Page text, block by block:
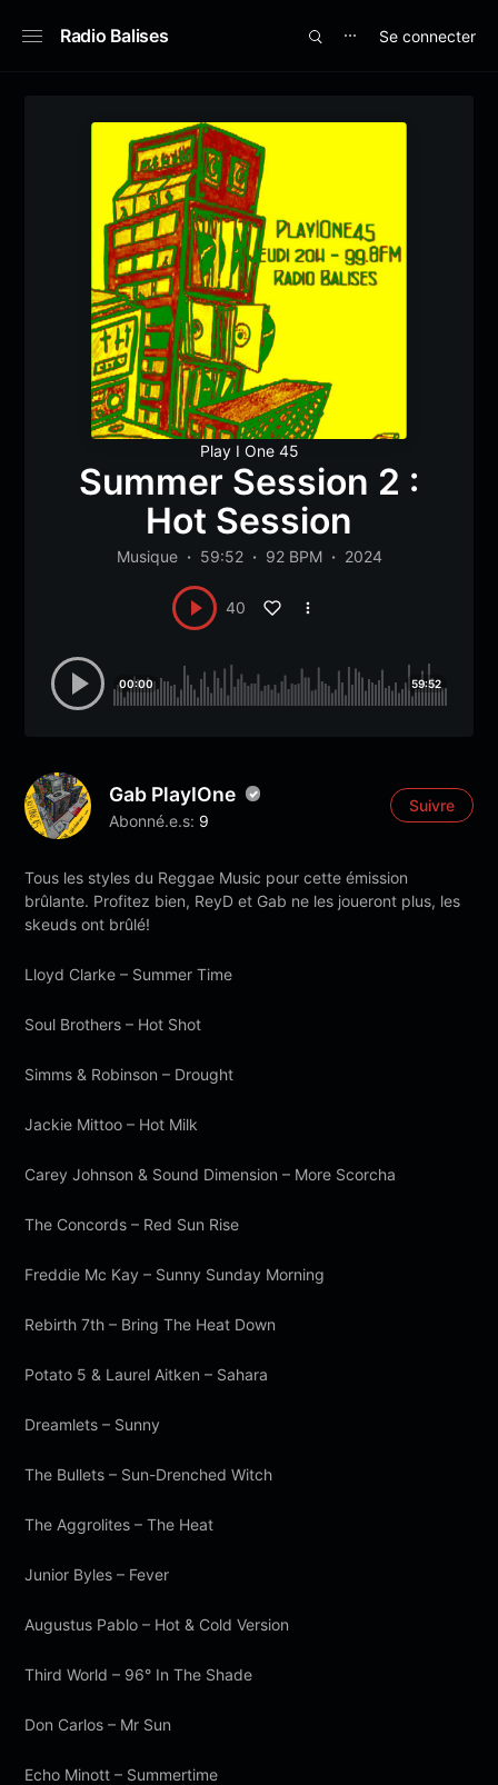
Radio Balises ⋯ Se connecter
Play I One 45
Summer Session 2 :
Hot Session
Musique 59:52 92 BPM 2024
40
00:00 59:52
Gab PlayIOne
Abonné.e.s: 9
Suivre
Tous les styles du Reggae Music pour cette émission
brûlante. Profitez bien, ReyD et Gab ne les joueront plus, les
skeuds ont brûlé!
Lloyd Clarke – Summer Time
Soul Brothers – Hot Shot
Simms & Robinson – Drought
Jackie Mittoo – Hot Milk
Carey Johnson & Sound Dimension – More Scorcha
The Concords – Red Sun Rise
Freddie Mc Kay – Sunny Sunday Morning
Rebirth 7th – Bring The Heat Down
Potato 5 & Laurel Aitken – Sahara
Dreamlets – Sunny
The Bullets – Sun-Drenched Witch
The Aggrolites – The Heat
Junior Byles – Fever
Augustus Pablo – Hot & Cold Version
Third World – 96° In The Shade
Don Carlos – Mr Sun
Echo Minott – Summertime